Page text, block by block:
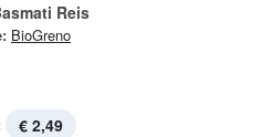
Reis
BioGreno
€ 2,49